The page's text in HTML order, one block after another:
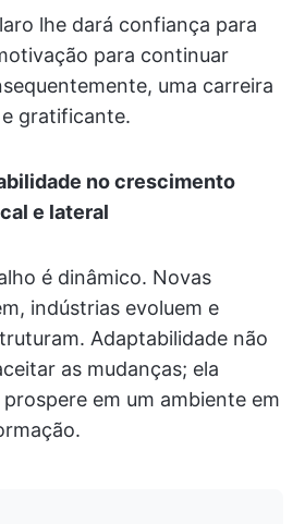
lhe dará confiança para
para continuar
uma carreira
gratificante.
no crescimento
e lateral
é dinâmico. Novas
indústrias evoluem e
Adaptabilidade não
as mudanças; ela
em um ambiente em